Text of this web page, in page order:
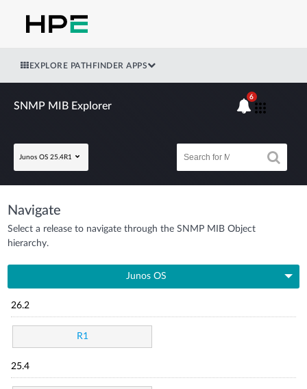
EXPLORE PATHFINDER APPS
SNMP MIB Explorer
Junos OS 25.4R1
6
Navigate
Select a release to navigate through the SNMP MIB Object
hierarchy.
Junos OS
26.2
R1
25.4